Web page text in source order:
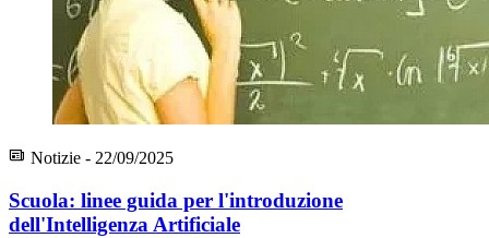
Notizie - 22/09/2025
Scuola: linee guida per l'introduzione
dell'Intelligenza Artificiale